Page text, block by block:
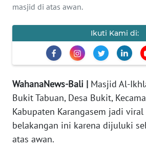
masjid di atas awan.
Ikuti Kami di:
WahanaNews-Bali | Masjid Al-
Bukit Tabuan, Desa Bukit,
Kabupaten Karangasem jadi
belakangan ini karena dijuluki
atas awan.
TENTANG
KAMI
PEDOMAN
REDAKSI
KARIR